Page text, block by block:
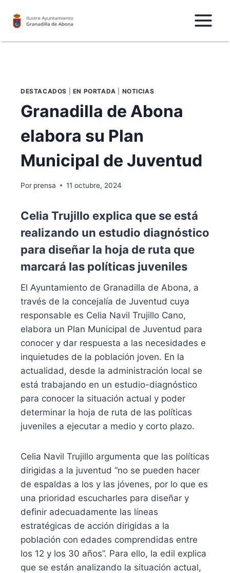
DESTACADOS EN PORTADA NOTICIAS
Granadilla de Abona
elabora su Plan
Municipal de Juventud
Por prensa 11 octubre, 2024
Celia Trujillo explica que se está
realizando un estudio diagnóstico
para diseñar la hoja de ruta que
marcará las políticas juveniles
El Ayuntamiento de Granadilla de Abona, a
través de la concejalía de Juventud cuya
responsable es Celia Navil Trujillo Cano,
elabora un Plan Municipal de Juventud para
conocer y dar respuesta a las necesidades e
inquietudes de la población joven. En la
actualidad, desde la administración local se
está trabajando en un estudio-diagnóstico
para conocer la situación actual y poder
determinar la hoja de ruta de las políticas
juveniles a ejecutar a medio y corto plazo.
Celia Navil Trujillo argumenta que las políticas
dirigidas a la juventud “no se pueden hacer
de espaldas a los y las jóvenes, por lo que es
una prioridad escucharles para diseñar y
definir adecuadamente las líneas
estratégicas de acción dirigidas a la
población con edades comprendidas entre
los 12 y los 30 años”. Para ello, la edil explica
que se están analizando la situación actual,